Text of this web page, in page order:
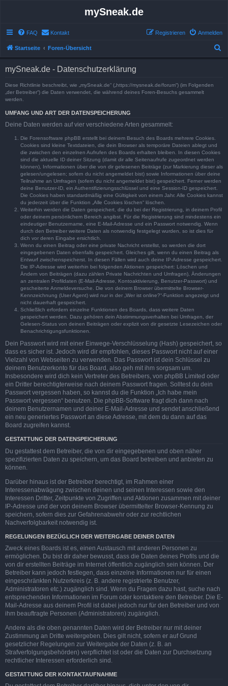
mySneak.de
FAQ Kontakt Anmelden
Registrieren
Startseite Foren-Übersicht
mySneak.de - Datenschutzerklärung
Diese Richtlinie beschreibt, wie „mySneak.de“ („https://mysneak.de/forum“) (im Folgenden
„der Betreiber“) die Daten verwendet, die während deines Foren-Besuchs gesammelt
werden.
UMFANG UND ART DER DATENSPEICHERUNG
Deine Daten werden auf vier verschiedene Arten gesammelt:
Die Forensoftware phpBB erstellt bei deinem Besuch des Boards mehrere Cookies.
Cookies sind kleine Textdateien, die dein Browser als temporäre Dateien ablegt und
die zwischen den einzelnen Aufrufen des Boards erhalten bleiben. In diesen Cookies
sind die aktuelle ID deiner Sitzung (damit dir alle Seitenaufrufe zugeordnet werden
können), Informationen über die von dir gelesenen Beiträge (zur Markierung dieser als
gelesen/ungelesen; sofern du nicht angemeldet bist) sowie Informationen über deine
Teilnahme an Umfragen (sofern du nicht angemeldet bist) gespeichert. Ferner werden
deine Benutzer-ID, ein Authentifizierungsschlüssel und eine Session-ID gespeichert.
Die Cookies haben standardmäßig eine Gültigkeit von einem Jahr. Alle Cookies kannst
du jederzeit über die Funktion „Alle Cookies löschen“ löschen.
Weiterhin werden die Daten gespeichert, die du bei der Registrierung, in deinem Profil
oder deinem persönlichem Bereich angibst. Für die Registrierung sind mindestens ein
eindeutiger Benutzername, eine E-Mail-Adresse und ein Passwort notwendig. Wenn
durch den Betreiber weitere Daten als notwendig festgelegt wurden, so ist dies für
dich vor deren Eingabe ersichtlich.
Wenn du einen Beitrag oder eine private Nachricht erstellst, so werden die dort
eingegebenen Daten ebenfalls gespeichert. Gleiches gilt, wenn du einen Beitrag als
Entwurf zwischenspeicherst. In diesen Fällen wird auch deine IP-Adresse gespeichert.
Die IP-Adresse wird weiterhin bei folgenden Aktionen gespeichert: Löschen und
Ändern von Beiträgen (dazu zählen Private Nachrichten und Umfragen), Änderungen
an zentralen Profildaten (E-Mail-Adresse, Kontoaktivierung, Benutzer-Passwort) und
gescheiterte Anmeldeversuche. Die von deinem Browser übermittelte Browser-
Kennzeichnung (User Agent) wird nur in der „Wer ist online?“-Funktion angezeigt und
nicht dauerhaft gespeichert.
Schließlich erfordern einzelne Funktionen des Boards, dass weitere Daten
gespeichert werden. Dazu gehören dein Abstimmungsverhalten bei Umfragen, der
Gelesen-Status von deinen Beiträgen oder explizit von dir gesetzte Lesezeichen oder
Benachrichtigungsfunktionen.
Dein Passwort wird mit einer Einwege-Verschlüsselung (Hash) gespeichert, so
dass es sicher ist. Jedoch wird dir empfohlen, dieses Passwort nicht auf einer
Vielzahl von Webseiten zu verwenden. Das Passwort ist dein Schlüssel zu
deinem Benutzerkonto für das Board, also geh mit ihm sorgsam um.
Insbesondere wird dich kein Vertreter des Betreibers, von phpBB Limited oder
ein Dritter berechtigterweise nach deinem Passwort fragen. Solltest du dein
Passwort vergessen haben, so kannst du die Funktion „Ich habe mein
Passwort vergessen“ benutzen. Die phpBB-Software fragt dich dann nach
deinem Benutzernamen und deiner E-Mail-Adresse und sendet anschließend
ein neu generiertes Passwort an diese Adresse, mit dem du dann auf das
Board zugreifen kannst.
GESTATTUNG DER DATENSPEICHERUNG
Du gestattest dem Betreiber, die von dir eingegebenen und oben näher
spezifizierten Daten zu speichern, um das Board betreiben und anbieten zu
können.
Darüber hinaus ist der Betreiber berechtigt, im Rahmen einer
Interessenabwägung zwischen deinen und seinen Interessen sowie den
Interessen Dritter, Zeitpunkte von Zugriffen und Aktionen zusammen mit deiner
IP-Adresse und der von deinem Browser übermittelter Browser-Kennung zu
speichern, sofern dies zur Gefahrenabwehr oder zur rechtlichen
Nachverfolgbarkeit notwendig ist.
REGELUNGEN BEZÜGLICH DER WEITERGABE DEINER DATEN
Zweck eines Boards ist es, einen Austausch mit anderen Personen zu
ermöglichen. Du bist dir daher bewusst, dass die Daten deines Profils und die
von dir erstellten Beiträge im Internet öffentlich zugänglich sein können. Der
Betreiber kann jedoch festlegen, dass einzelne Informationen nur für einen
eingeschränkten Nutzerkreis (z. B. andere registrierte Benutzer,
Administratoren etc.) zugänglich sind. Wenn du Fragen dazu hast, suche nach
entsprechenden Informationen im Forum oder kontaktiere den Betreiber. Die E-
Mail-Adresse aus deinem Profil ist dabei jedoch nur für den Betreiber und von
ihm beauftragte Personen (Administratoren) zugänglich.
Andere als die oben genannten Daten wird der Betreiber nur mit deiner
Zustimmung an Dritte weitergeben. Dies gilt nicht, sofern er auf Grund
gesetzlicher Regelungen zur Weitergabe der Daten (z. B. an
Strafverfolgungsbehörden) verpflichtet ist oder die Daten zur Durchsetzung
rechtlicher Interessen erforderlich sind.
GESTATTUNG DER KONTAKTAUFNAHME